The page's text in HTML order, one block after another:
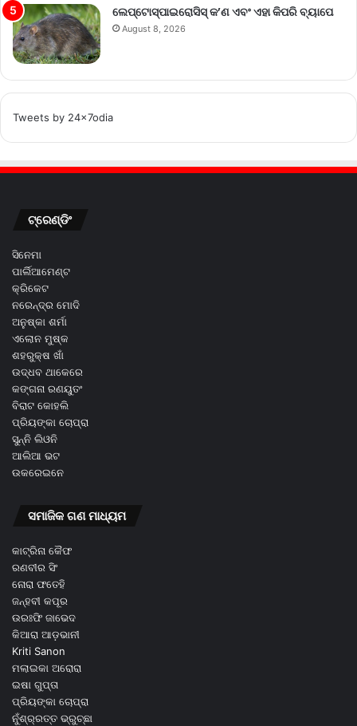
ଲେପ୍ଟୋସ୍ପାଇରୋସିସ୍ କ’ଣ ଏବଂ ଏହା କିପରି ବ୍ୟାପେ
August 8, 2026
Tweets by 24x7odia
ଟ୍ରେଣ୍ଡିଂ
ସିନେମା
ପାର୍ଲିଆମେଣ୍ଟ
କ୍ରିକେଟ
ନରେନ୍ଦ୍ର ମୋଦି
ଅନୁଷ୍କା ଶର୍ମା
ଏଲୋନ ମୁଷ୍କ
ଶହରୁକ୍ଷ ଖାଁ
ଉଦ୍ଧବ ଥାକେରେ
କଙ୍ଗନା ରଣୟୁତଂ
ବିରାଟ କୋହଲି
ପ୍ରିୟଙ୍କା ଚୋପ୍ରା
ସୁନ୍ନି ଲିଓନି
ଆଲିଆ ଭଟ
ଉକରେଇନେ
ସମାଜିକ ଗଣ ମାଧ୍ୟମ
କାଟ୍ରିନା କୈଫ
ରଣବୀର ସିଂ
ନୋରା ଫତେହି
ଜନ୍ହବୀ କପୂର
ଉରଃଫି ଜାଭେଦ
କିଆରା ଆଡ଼ଭାନୀ
Kriti Sanon
ମଲାଇକା ଅରୋରା
ଇଷା ଗୁପ୍ତା
ପ୍ରିୟଙ୍କା ଚୋପ୍ରା
ନୁଁଶ୍ର୍ରତ୍ତ ଭ୍ରୁଚ୍ଛା